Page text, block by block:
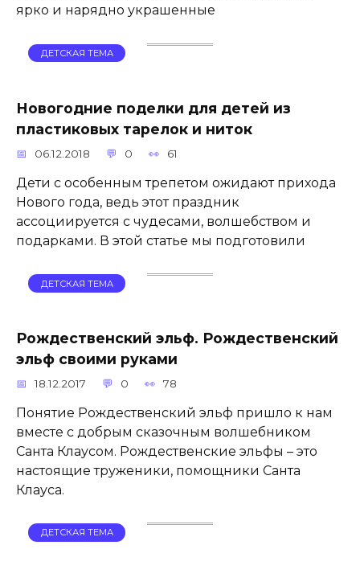
ярко и нарядно украшенные
ДЕТСКАЯ ТЕМА
Новогодние поделки для детей из
пластиковых тарелок и ниток
06.12.2018 0 61
Дети с особенным трепетом ожидают прихода
Нового года, ведь этот праздник
ассоциируется с чудесами, волшебством и
подарками. В этой статье мы подготовили
ДЕТСКАЯ ТЕМА
Рождественский эльф. Рождественский
эльф своими руками
18.12.2017 0 78
Понятие Рождественский эльф пришло к нам
вместе с добрым сказочным волшебником
Санта Клаусом. Рождественские эльфы – это
настоящие труженики, помощники Санта
Клауса.
ДЕТСКАЯ ТЕМА